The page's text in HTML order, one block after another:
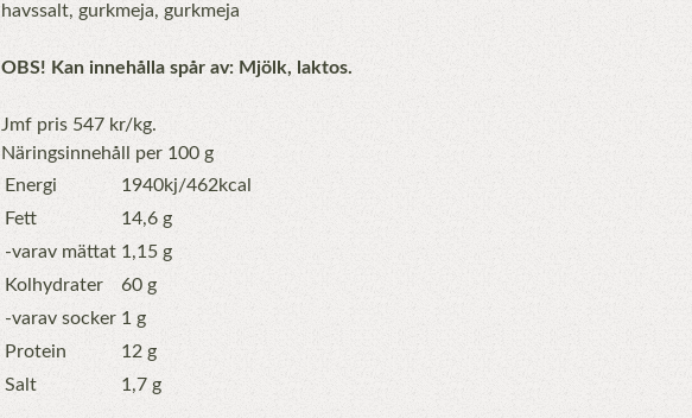
havssalt, gurkmeja, gurkmeja
OBS! Kan innehålla spår av: Mjölk, laktos.
Jmf pris 547 kr/kg.
Näringsinnehåll per 100 g
Energi
1940kj/462kcal
Fett
14,6 g
-varav mättat 1,15 g
Kolhydrater
60 g
-varav socker 1 g
Protein
12 g
Salt
1,7 g